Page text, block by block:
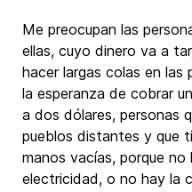
Me preocupan las
ellas, cuyo dinero va a
hacer largas colas en
la esperanza de cobrar
a dos dólares, personas
pueblos distantes y que
manos vacías, porque
electricidad, o no hay la